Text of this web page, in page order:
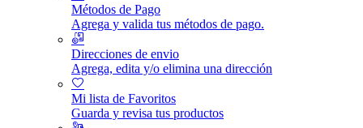
Métodos de Pago
Agrega y valida tus métodos de pago.
Direcciones de envio
Agrega, edita y/o elimina una dirección
Mi lista de Favoritos
Guarda y revisa tus productos